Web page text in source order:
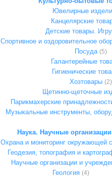
Ювелирные
Канцелярские
Детские товары.
Спортивное и оздоровительное
Посуда (5)
Галантерейные
Гигиенические
Хозтовары (2)
Щетинно-щеточные
Парикмахерские
Музыкальные инструменты,
Наука. Научные организации
Охрана и мониторинг окружающей
Геодезия, топография и
Научные организации и
Геология (4)